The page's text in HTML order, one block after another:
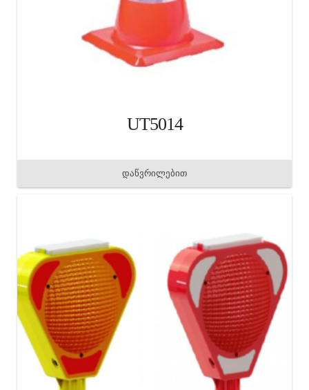
UT5014
დაწვრილებით